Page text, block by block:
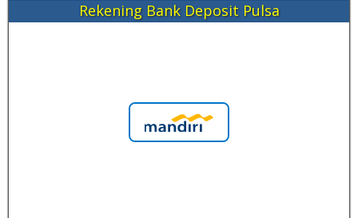
Rekening Bank Deposit Pulsa